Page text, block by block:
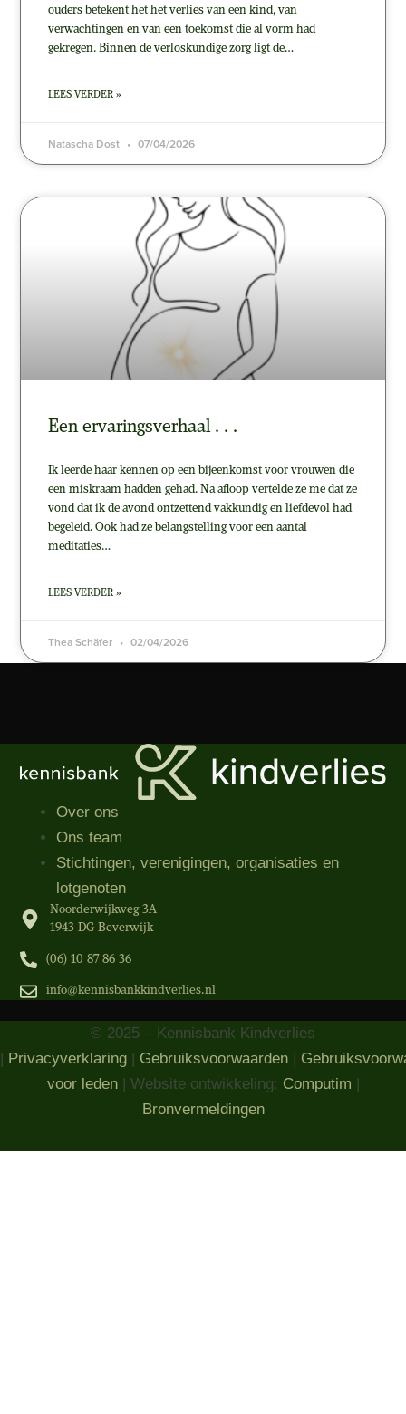
ouders betekent het het verlies van een kind, van
verwachtingen en van een toekomst die al vorm had
gekregen. Binnen de verloskundige zorg ligt de…
LEES VERDER »
Natascha Dost 07/04/2026
Een ervaringsverhaal . . .
Ik leerde haar kennen op een bijeenkomst voor vrouwen die
een miskraam hadden gehad. Na afloop vertelde ze me dat ze
vond dat ik de avond ontzettend vakkundig en liefdevol had
begeleid. Ook had ze belangstelling voor een aantal
meditaties…
LEES VERDER »
Thea Schäfer 02/04/2026
Over ons
Ons team
Stichtingen, verenigingen, organisaties​ en
lotgenoten
Noorderwijkweg 3A
1943 DG Beverwijk
(06) 10 87 86 36‬
info@kennisbankkindverlies.nl
© 2025 – Kennisbank Kindverlies
| Privacyverklaring | Gebruiksvoorwaarden |
voor leden| Website ontwikkeling: Computim |
Bronvermeldingen